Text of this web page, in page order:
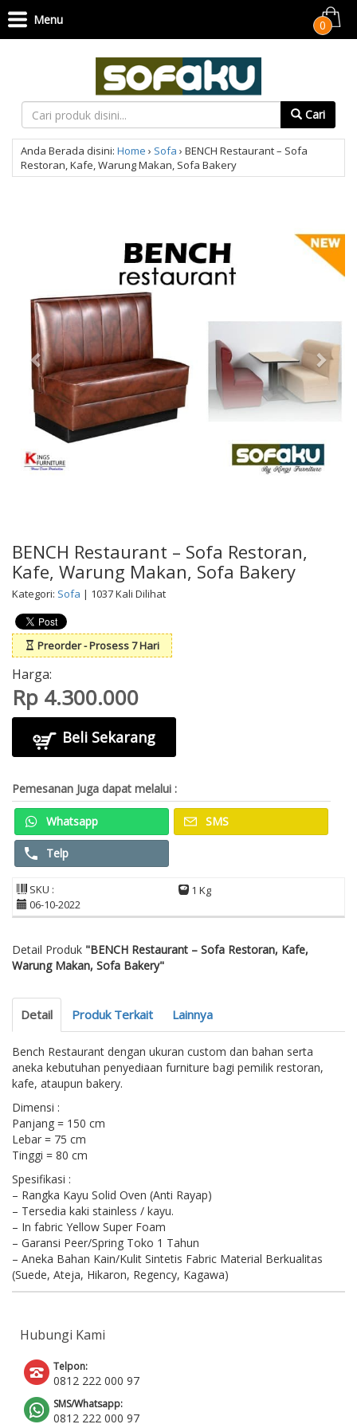
Cari
0
Menu
Anda Berada disini: Home › Sofa › BENCH Restaurant – Sofa
Restoran, Kafe, Warung Makan, Sofa Bakery
BENCH Restaurant – Sofa Restoran,
Kafe, Warung Makan, Sofa Bakery
Kategori: Sofa | 1037 Kali Dilihat
Preorder - Prosess 7 Hari
Harga:
Rp 4.300.000
Beli Sekarang
Pemesanan Juga dapat melalui :
Whatsapp SMS
Telp
SKU :
1 Kg
06-10-2022
Detail Produk "BENCH Restaurant – Sofa Restoran, Kafe,
Warung Makan, Sofa Bakery"
Detail Produk Terkait Lainnya
Bench Restaurant dengan ukuran custom dan bahan serta
aneka kebutuhan penyediaan furniture bagi pemilik restoran,
kafe, ataupun bakery.
Dimensi :
Panjang = 150 cm
Lebar = 75 cm
Tinggi = 80 cm
Spesifikasi :
– Rangka Kayu Solid Oven (Anti Rayap)
– Tersedia kaki stainless / kayu.
– In fabric Yellow Super Foam
– Garansi Peer/Spring Toko 1 Tahun
– Aneka Bahan Kain/Kulit Sintetis Fabric Material Berkualitas
(Suede, Ateja, Hikaron, Regency, Kagawa)
Hubungi Kami
Telpon:
0812 222 000 97
SMS/Whatsapp:
0812 222 000 97